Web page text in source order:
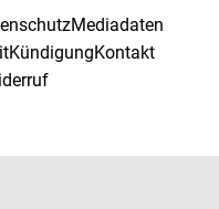
Mediadaten
KündigungKontakt